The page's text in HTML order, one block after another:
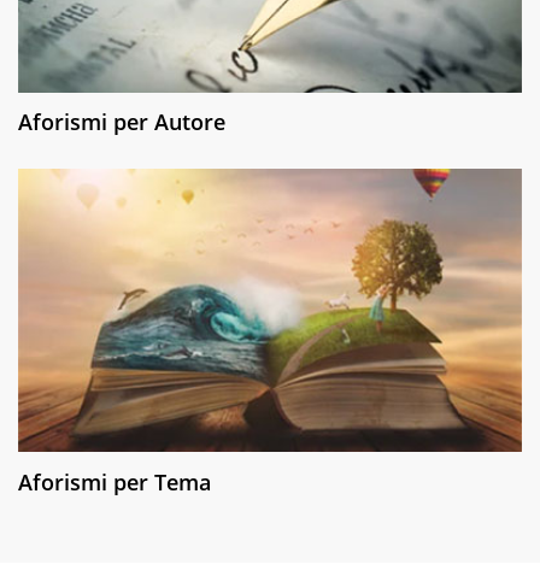
Aforismi per Autore
Aforismi per Tema